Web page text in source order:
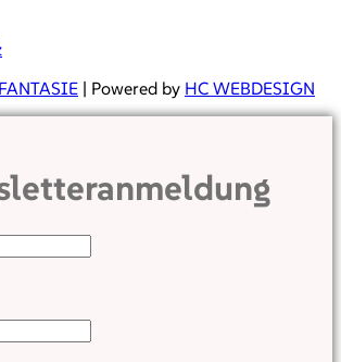
| Powered by HC WEBDESIGN